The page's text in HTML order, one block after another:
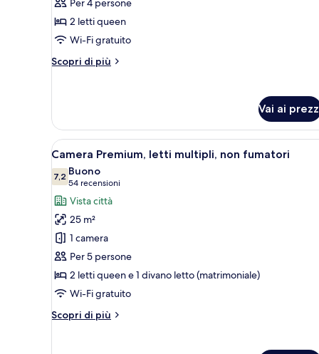
letti
queen,
non
fumatori
Per 4 persone
2 letti queen
Wi-Fi gratuito
Scopri di più
Altri
letti
queen,
non
Vai ai
Apri
tutte
le
foto
per
Camera
Premium,
letti
multipli,
non
fumatori
Una camera d'albergo con
3
Camera Premium, letti multipli, non fumatori
7,27,2 su 10
Buono
54 recensioni
(54
recensioni)
Vista città
25 m²
1 camera
Per 5 persone
2 letti queen e 1 divano letto (matrimoniale)
Wi-Fi gratuito
Scopri di più
Altri